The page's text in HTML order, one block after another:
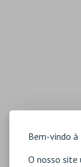
Bem-vindo à
O nosso site